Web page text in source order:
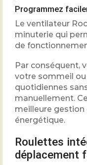
Programmez
Le ventilateur
minuterie qui
de
Par conséquent,
votre sommeil
quotidiennes
manuellement.
meilleure
énergétique.
Roulettes
déplacement